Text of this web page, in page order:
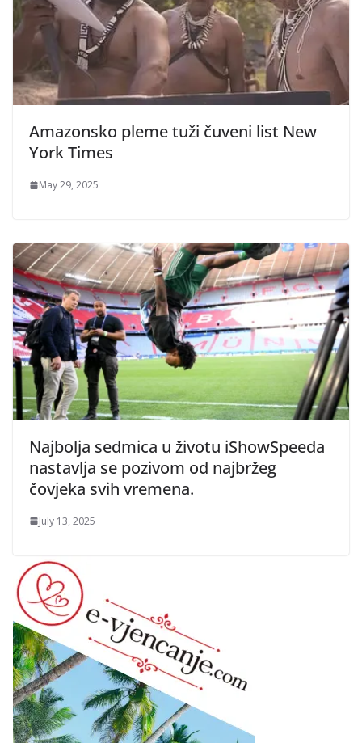
Amazonsko pleme tuži čuveni list New
York Times
May 29, 2025
Najbolja sedmica u životu iShowSpeeda
nastavlja se pozivom od najbržeg
čovjeka svih vremena.
July 13, 2025